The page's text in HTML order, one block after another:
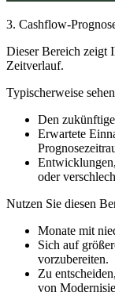
3. Cashflow-
Dieser Bereich zeigt
Zeitverlauf.
Typischerweise
Den
Erwartete
oder
Nutzen Sie diesen
Monate mit
Sich auf
vorzubereiten.
Zu
von